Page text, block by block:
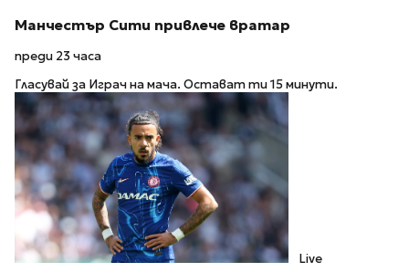
Манчестър Сити привлече вратар
преди 23 часа
Гласувай за Играч на мача. Остават ти 15 минути.
Live